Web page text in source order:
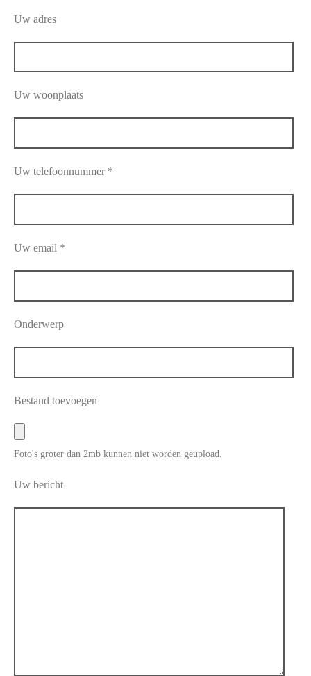
Uw adres
Uw woonplaats
Uw telefoonnummer *
Uw email *
Onderwerp
Bestand toevoegen
Foto's groter dan 2mb kunnen niet worden geupload.
Uw bericht